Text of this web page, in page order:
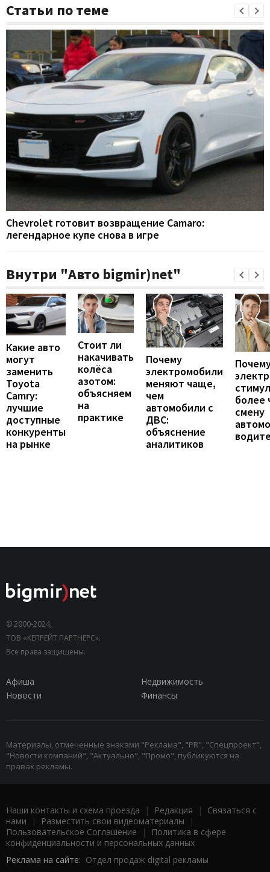
Статьи по теме
Chevrolet готовит возвращение Camaro:
легендарное купе снова в игре
Внутри "Авто bigmir)net"
Какие авто
могут
заменить
Toyota
Camry:
лучшие
доступные
конкуренты
на рынке
Стоит ли
накачивать
колёса
азотом:
объясняем
на
практике
Почему
электромобили
меняют чаще,
чем
автомобили с
ДВС:
объяснение
аналитиков
более
смену
© 2000-2024,
ТОВ «КЕПРЕЙТ ПАРТНЕРС».
Все права защищены.
Афиша
Недвижимость
Новости
Финансы
Материалы, отмеченные знаками "Реклама", "PR", "Спецпроект",
"Новости компаний", "Актуально", "Промо", публикуются на
правах рекламы.
Наши контакты и схема проезда | Редакция | Связаться с
нами | Разместить свои видеоматериалы |
Пользовательское Соглашение |
Политика в сфере
конфиденциальности и персональных данных
Реклама на сайте: Отдел продаж digital рекламы